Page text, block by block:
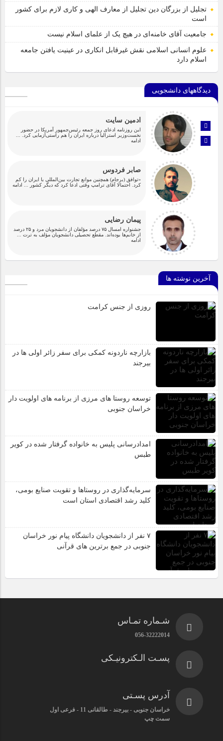
تجلیل از بزرگان دین تجلیل از معارف الهی و کاری لازم برای کشور
است
جامعیت آقای خامنه‌ای در هیچ یک از علمای اسلام نیست
علوم انسانی اسلامی نقش غیرقابل انکاری در عینیت یافتن جامعه
اسلام دارد
دیدگاههای دانشجویی
ادمین سایت
این روزنامه ادعای روز جمعه رئیس‌جمهور آمریکا در حضور
نخست‌وزیر استرالیا درباره ایران را هم راستی‌آزمایی کرد.
ادامه
صابر فردوس
«توافق (برجام) همچنین موانع تجارت بین‌المللی با ایران را کم
کرد. احتمالا آقای ترامپ وقتی ادعا کرد که دیگر کشور
... ادامه
پیمان رضایی
جشنواره امسال ۷۵ درصد مؤلفان از دانشجویان مرد و ۲۵ درصد
از خانم‌ها بوده‌اند. مقطع تحصیلی دانشجویان مؤلف به ترت
ادامه
آخرین نوشته ها
روزی از جنس کرامت
بازارچه ناردونه کمکی برای سفر زائر اولی ها در
بیرجند
توسعه روستا های مرزی از برنامه های اولویت دار
خراسان جنوبی
امدادرسانی پلیس به خانواده گرفتار شده در کویر
طبس
سرمایه‌گذاری در روستاها و تقویت صنایع بومی،
کلید رشد اقتصادی استان است
۷ نفر از دانشجویان دانشگاه پیام نور خراسان
جنوبی در جمع برترین های قرآنی
شـماره تمـاس
056-32222014
پسـت الـکترونیـکی
آدرس پسـتی
خراسان جنوبی - بیرجند - طالقانی 11 - فرعی اول
سمت چپ